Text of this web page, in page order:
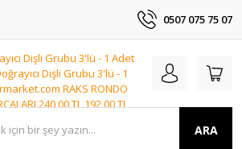
0507 075 75 07
ARA